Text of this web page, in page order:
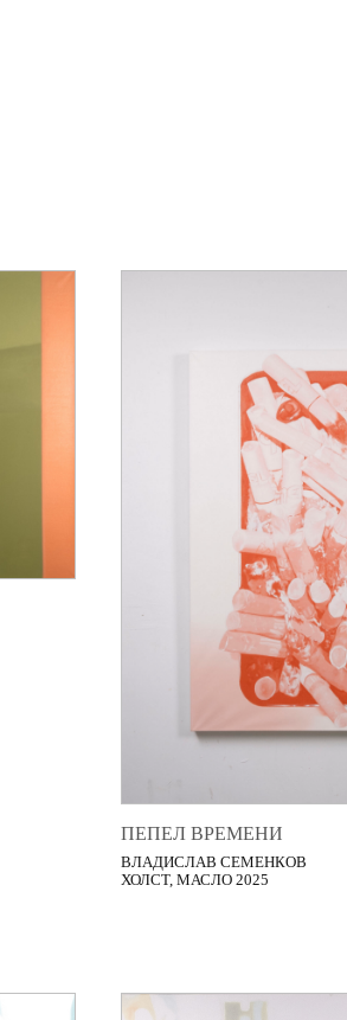
ПЕПЕЛ ВРЕМЕНИ
ВЛАДИСЛАВ СЕМЕНКОВ
ХОЛСТ, МАСЛО 2025